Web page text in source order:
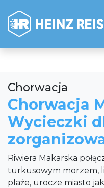
Chorwacja
Chorwacja
Wycieczki
Riwiera Makarska
turkusowym morzem,
plaże, urocze miasto